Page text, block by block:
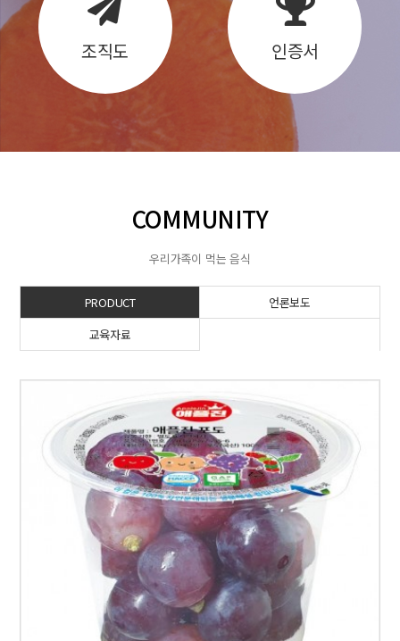
조직도 인증서
COMMUNITY
우리가족이 먹는 음식
PRODUCT
언론보도
교육자료